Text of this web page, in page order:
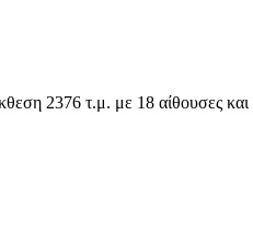
2376 τ.μ. με 18 αίθουσες